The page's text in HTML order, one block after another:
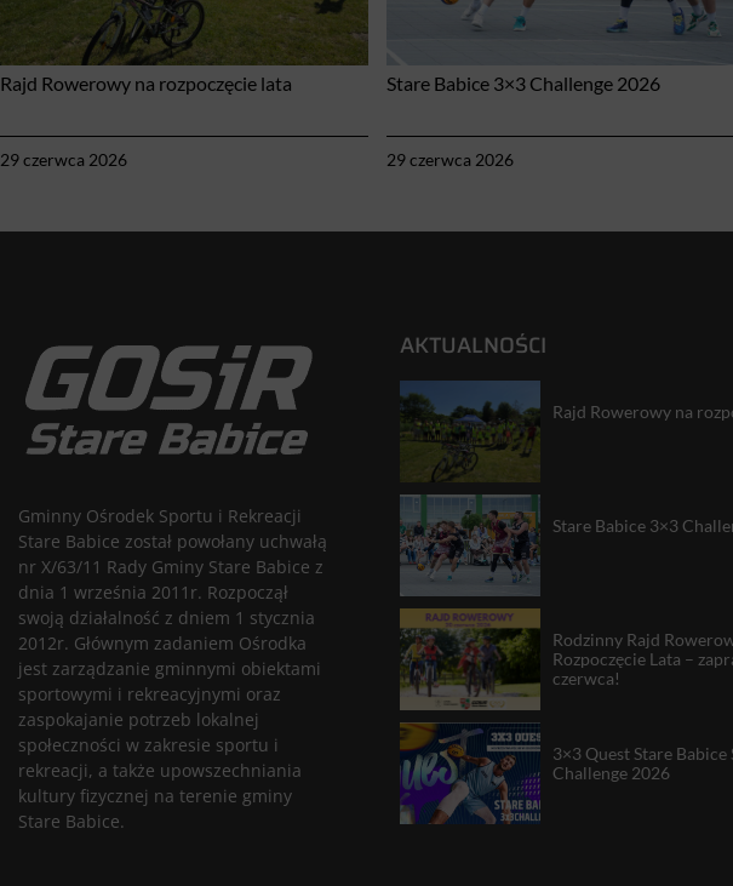
Rajd Rowerowy na rozpoczęcie lata
29 czerwca 2026
Stare Babice 3×3 Challenge 2026
29 czerwca 2026
Gminny Ośrodek Sportu i Rekreacji
Stare Babice został powołany uchwałą
nr X/63/11 Rady Gminy Stare Babice z
dnia 1 września 2011r. Rozpoczął
swoją działalność z dniem 1 stycznia
2012r. Głównym zadaniem Ośrodka
jest zarządzanie gminnymi obiektami
sportowymi i rekreacyjnymi oraz
zaspokajanie potrzeb lokalnej
społeczności w zakresie sportu i
rekreacji, a także upowszechniania
kultury fizycznej na terenie gminy
Stare Babice.
AKTUALNOŚCI
Rajd Rowerowy na
Stare Babice 3×3
Rodzinny Rajd
Rozpoczęcie Lata –
czerwca!
3×3 Quest Stare Babice
Challenge 2026